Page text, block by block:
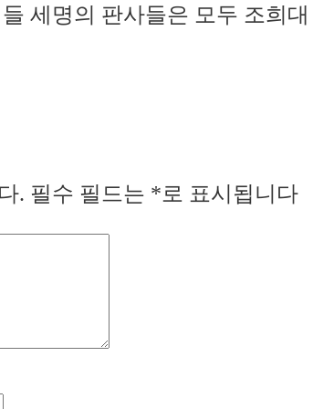
세명의 판사들은 모두 조희
. 필수 필드는 *로 표시됩니다